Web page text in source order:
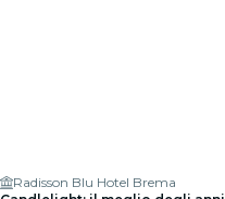
Radisson Blu Hotel Brema